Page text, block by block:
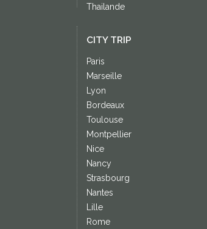
Thailande
CITY TRIP
Paris
Marseille
Lyon
Bordeaux
Toulouse
Montpellier
Nice
Nancy
Strasbourg
Nantes
Lille
Rome